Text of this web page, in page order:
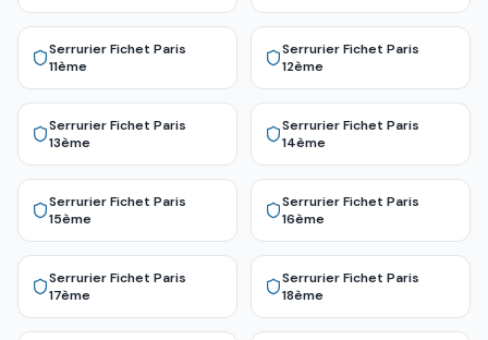
Serrurier Fichet Paris
11ème
Serrurier Fichet Paris
12ème
Serrurier Fichet Paris
13ème
Serrurier Fichet Paris
14ème
Serrurier Fichet Paris
15ème
Serrurier Fichet Paris
16ème
Serrurier Fichet Paris
17ème
Serrurier Fichet Paris
18ème